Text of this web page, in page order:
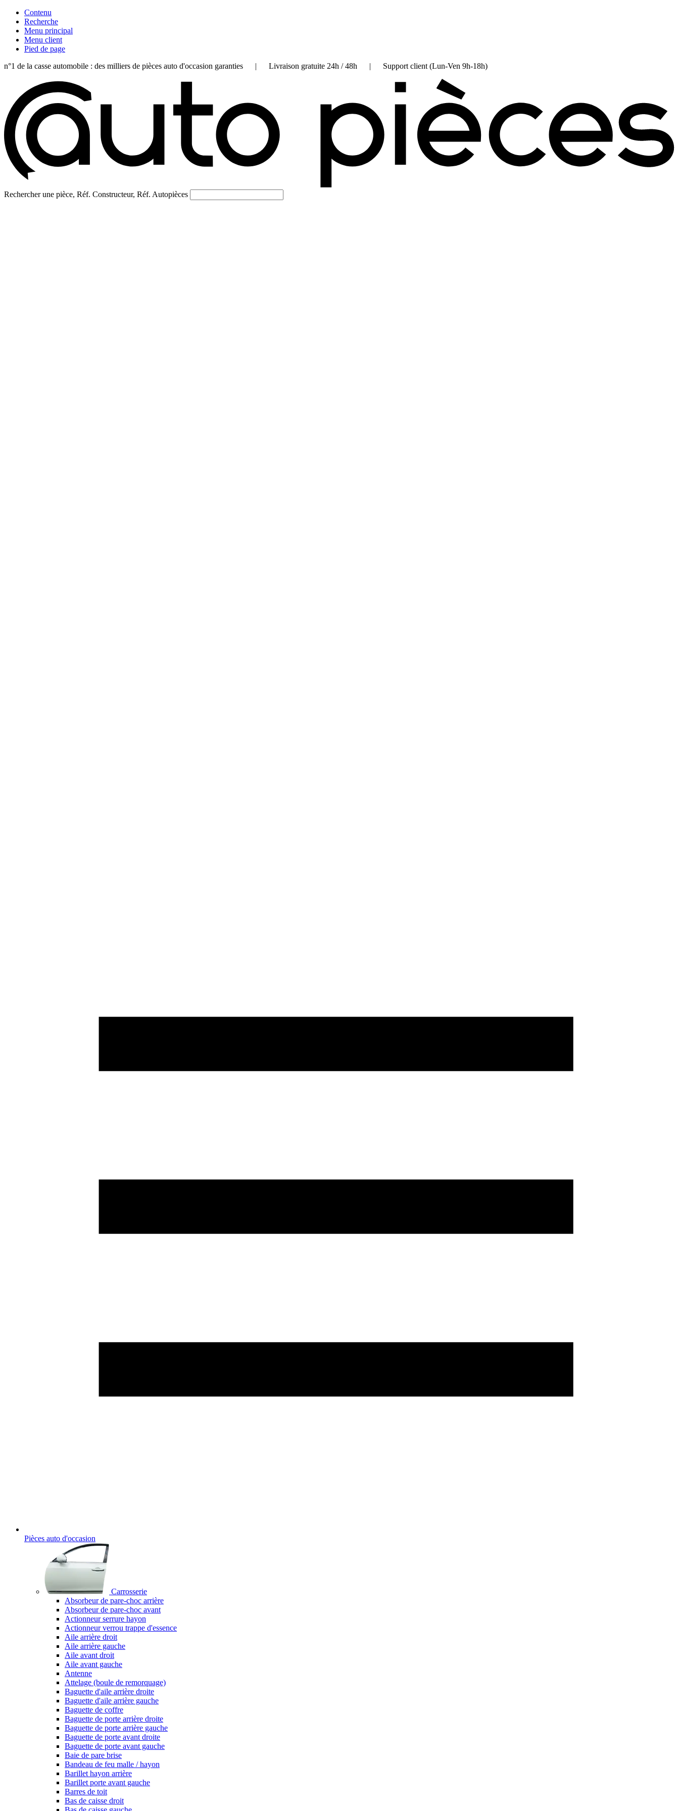
Contenu
Recherche
Menu principal
Menu client
Pied de page
n°1 de la casse automobile : des milliers de pièces auto d'occasion garanties | Livraison gratuite 24h / 48h | Support client (Lun-Ven 9h-18h)
Rechercher une pièce, Réf. Constructeur, Réf. Autopièces
Pièces auto d'occasion
Carrosserie
Absorbeur de pare-choc arrière
Absorbeur de pare-choc avant
Actionneur serrure hayon
Actionneur verrou trappe d'essence
Aile arrière droit
Aile arrière gauche
Aile avant droit
Aile avant gauche
Antenne
Attelage (boule de remorquage)
Baguette d'aile arrière droite
Baguette d'aile arrière gauche
Baguette de coffre
Baguette de porte arrière droite
Baguette de porte arrière gauche
Baguette de porte avant droite
Baguette de porte avant gauche
Baie de pare brise
Bandeau de feu malle / hayon
Barillet hayon arrière
Barillet porte avant gauche
Barres de toit
Bas de caisse droit